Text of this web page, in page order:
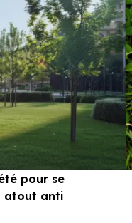
pour se
atout anti